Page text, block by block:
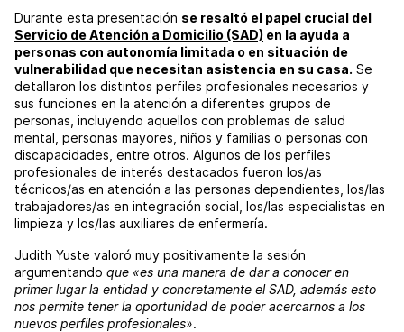
Durante esta presentación se resaltó el papel crucial del
Servicio de Atención a Domicilio (SAD) en la ayuda a
personas con autonomía limitada o en situación de
vulnerabilidad que necesitan asistencia en su casa. Se
detallaron los distintos perfiles profesionales necesarios y
sus funciones en la atención a diferentes grupos de
personas, incluyendo aquellos con problemas de salud
mental, personas mayores, niños y familias o personas con
discapacidades, entre otros. Algunos de los perfiles
profesionales de interés destacados fueron los/as
técnicos/as en atención a las personas dependientes, los/las
trabajadores/as en integración social, los/las especialistas en
limpieza y los/las auxiliares de enfermería.
Judith Yuste valoró muy positivamente la sesión
argumentando que «es una manera de dar a conocer en
primer lugar la entidad y concretamente el SAD, además esto
nos permite tener la oportunidad de poder acercarnos a los
nuevos perfiles profesionales».